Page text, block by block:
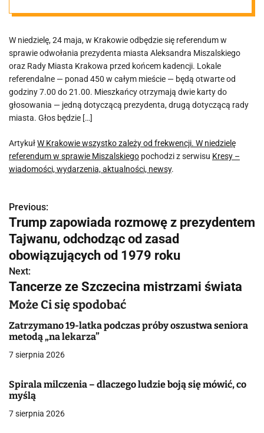
referendum w
sprawie
Miszalskiego
W niedzielę, 24 maja, w Krakowie odbędzie się referendum w
sprawie odwołania prezydenta miasta Aleksandra Miszalskiego
oraz Rady Miasta Krakowa przed końcem kadencji. Lokale
referendalne — ponad 450 w całym mieście — będą otwarte od
godziny 7.00 do 21.00. Mieszkańcy otrzymają dwie karty do
głosowania — jedną dotyczącą prezydenta, drugą dotyczącą rady
miasta. Głos będzie […]
ArtykułW Krakowie wszystko zależy od frekwencji. W niedzielę
referendum w sprawie Miszalskiego pochodzi z serwisu Kresy –
wiadomości, wydarzenia, aktualności, newsy.
N
a
w
i
g
a
c
a
w
Previous:
Trump zapowiada rozmowę z prezydentem
Tajwanu, odchodząc od zasad
obowiązujących od 1979 roku
Next:
Tancerze ze Szczecina mistrzami świata
Może Ci się spodobać
Zatrzymano 19-latka podczas próby oszustwa seniora
metodą „na lekarza”
7 sierpnia 2026
Spirala milczenia – dlaczego ludzie boją się mówić, co
myślą
7 sierpnia 2026